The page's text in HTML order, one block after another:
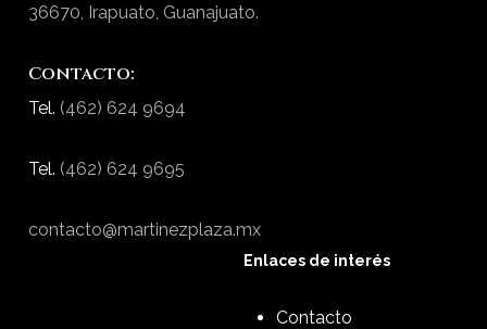
36670, Irapuato, Guanajuato.
Contacto:
Tel. (462) 624 9694
Tel. (462) 624 9695
contacto@martinezplaza.mx
Enlaces de interés
Contacto